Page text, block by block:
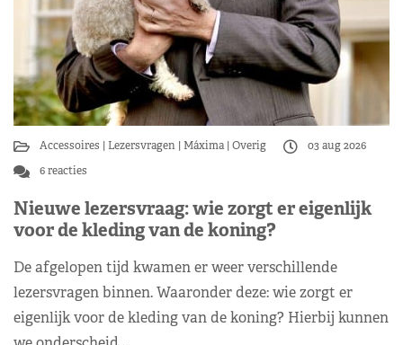
Accessoires Lezersvragen Máxima Overig
03 aug 2026
6 reacties
Nieuwe lezersvraag: wie zorgt er eigenlijk
voor de kleding van de koning?
De afgelopen tijd kwamen er weer verschillende
lezersvragen binnen. Waaronder deze: wie zorgt er
eigenlijk voor de kleding van de koning? Hierbij kunnen